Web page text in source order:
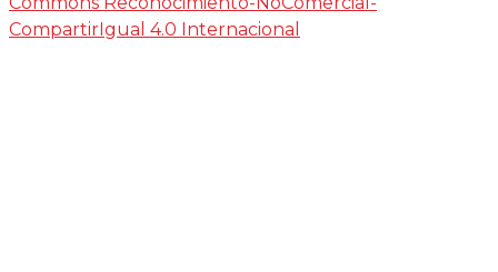
CompartirIgual 4.0 Internacional